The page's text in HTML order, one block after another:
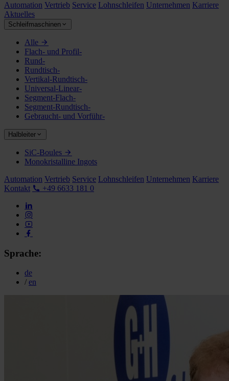
Automation Vertrieb Service Lohnschleifen Unternehmen Karriere
Aktuelles
Schleifmaschinen
Alle
Flach- und Profil-
Rund-
Rundtisch-
Vertikal-Rundtisch-
Universal-Linear-
Segment-Flach-
Segment-Rundtisch-
Gebraucht- und Vorführ-
Halbleiter
SiC-Boules
Monokristalline Ingots
Automation Vertrieb Service Lohnschleifen Unternehmen Karriere
Kontakt
+49 6633 181 0
Sprache:
de
/ en